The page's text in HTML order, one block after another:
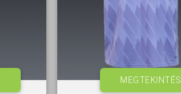
MEGTEKINTÉS